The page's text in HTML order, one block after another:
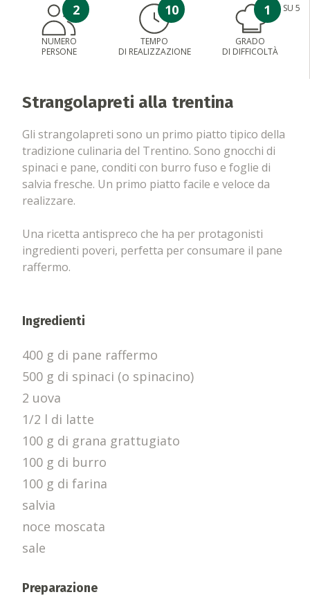
2
NUMERO
PERSONE
10
TEMPO
DI REALIZZAZIONE
1 SU 5
GRADO
DI DIFFICOLTÀ
Strangolapreti alla trentina
Gli strangolapreti sono un primo piatto tipico della
tradizione culinaria del Trentino. Sono gnocchi di
spinaci e pane, conditi con burro fuso e foglie di
salvia fresche. Un primo piatto facile e veloce da
realizzare.
Una ricetta antispreco che ha per protagonisti
ingredienti poveri, perfetta per consumare il pane
raffermo.
Ingredienti
400 g di pane raffermo
500 g di spinaci (o spinacino)
2 uova
1/2 l di latte
100 g di grana grattugiato
100 g di burro
100 g di farina
salvia
noce moscata
sale
Preparazione